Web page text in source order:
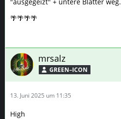
🌴🌴🌴🌴
mrsalz
GREEN–ICON
13. Juni 2025 um 11:35
High